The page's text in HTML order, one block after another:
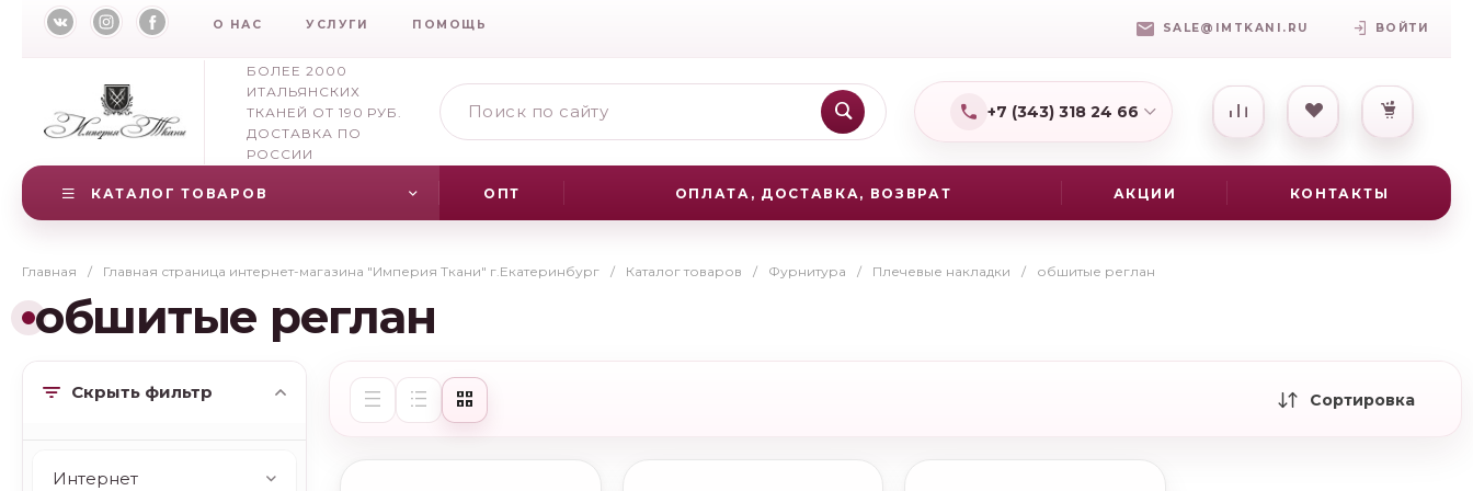
О НАС УСЛУГИ ПОМОЩЬ SALE@IMTKANI.RU ВОЙТИ
БОЛЕЕ 2000
ИТАЛЬЯНСКИХ
ТКАНЕЙ ОТ 190 РУБ.
ДОСТАВКА ПО
РОССИИ
+7 (343) 318 24 66
7(931) 009-16-25
КАТАЛОГ ТОВАРОВ ОПТ ОПЛАТА, ДОСТАВКА, ВОЗВРАТ АКЦИИ КОНТАКТЫ
Главная / Главная страница интернет-магазина "Империя Ткани" г.Екатеринбург / Каталог товаров / Фурнитура / Плечевые накладки / обшитые реглан
обшитые реглан
Скрыть фильтр
Интернет
Сортировка